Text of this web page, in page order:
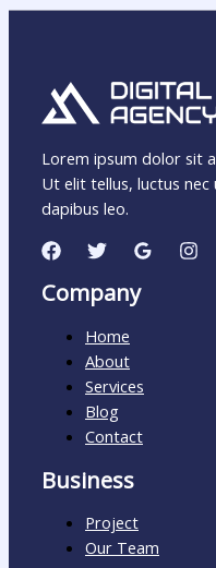
Lorem ipsum dolor sit
Ut elit tellus, luctus
dapibus leo.
Company
Home
About
Services
Blog
Contact
Business
Project
Our Team